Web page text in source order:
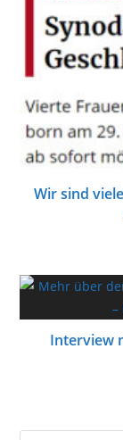
Wir sind
Interview